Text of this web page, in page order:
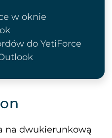
w oknie
do YetiForce
na dwukierunkową